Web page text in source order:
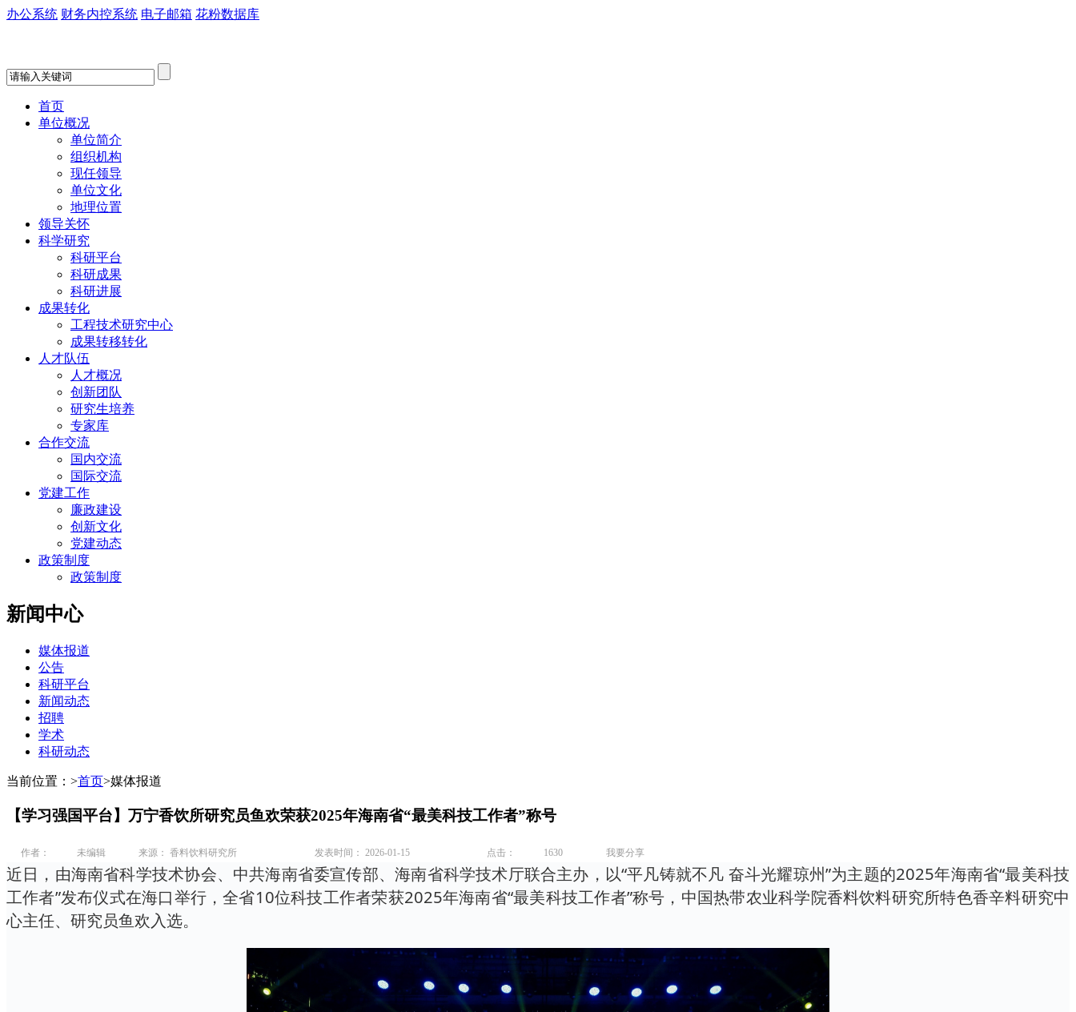
办公系统 财务内控系统 电子邮箱 花粉数据库
首页
单位概况
单位简介
组织机构
现任领导
单位文化
地理位置
领导关怀
科学研究
科研平台
科研成果
科研进展
成果转化
工程技术研究中心
成果转移转化
人才队伍
人才概况
创新团队
研究生培养
专家库
合作交流
国内交流
国际交流
党建工作
廉政建设
创新文化
党建动态
政策制度
政策制度
新闻中心
媒体报道
公告
科研平台
新闻动态
招聘
学术
科研动态
当前位置： >首页>媒体报道
【学习强国平台】万宁香饮所研究员鱼欢荣获2025年海南省“最美科技工作者”称号
作者： 未编辑 来源： 香料饮料研究所 发表时间： 2026-01-15 点击： 1630 我要分享
近日，由海南省科学技术协会、中共海南省委宣传部、海南省科学技术厅联合主办，以“平凡铸就不凡 奋斗光耀琼州”为主题的2025年海南省“最美科技
工作者”发布仪式在海口举行，全省10位科技工作者荣获2025年海南省“最美科技工作者”称号，中国热带农业科学院香料饮料研究所特色香辛料研究中
心主任、研究员鱼欢入选。